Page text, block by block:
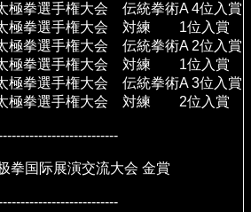
拳選手権大会 伝統拳術A 4位入賞
極拳選手権大会 対練 1位入賞
拳選手権大会 伝統拳術A 2位入賞
極拳選手権大会 対練 1位入賞
拳選手権大会 伝統拳術A 3位入賞
極拳選手権大会 対練 2位入賞
拳国际展演交流大会 金賞